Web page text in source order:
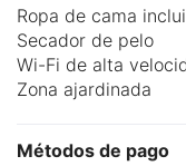
Ropa de cama
Secador de pelo
Wi-Fi de alta
Zona ajardinada
Métodos de pago